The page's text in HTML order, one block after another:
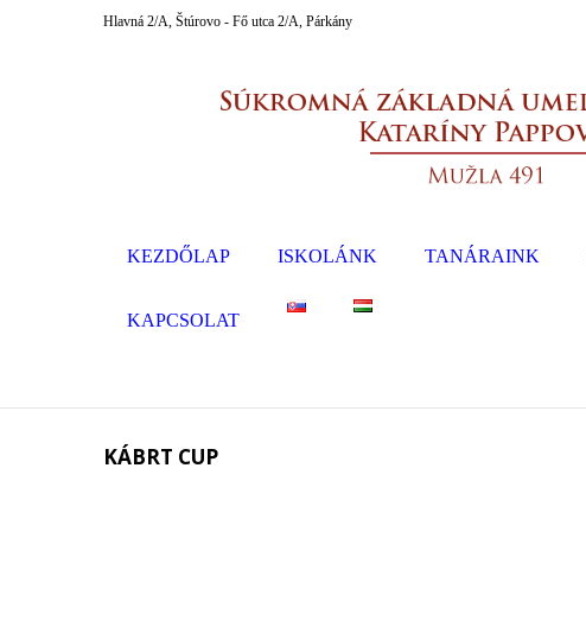
Hlavná 2/A, Štúrovo - Fő utca 2/A, Párkány
KEZDŐLAP ISKOLÁNK TANÁRAINK
KAPCSOLAT
KÁBRT CUP